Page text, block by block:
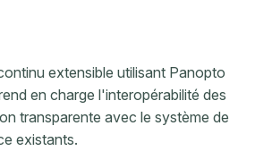
extensible utilisant Panopto
en charge l'interopérabilité des
transparente avec le système de
existants.